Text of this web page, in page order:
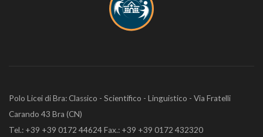
Polo Licei di Bra: Classico - Scientifico - Linguistico - Via Fratelli
Carando 43 Bra (CN)
Tel.: +39 +39 0172 44624 Fax.: +39 +39 0172 432320